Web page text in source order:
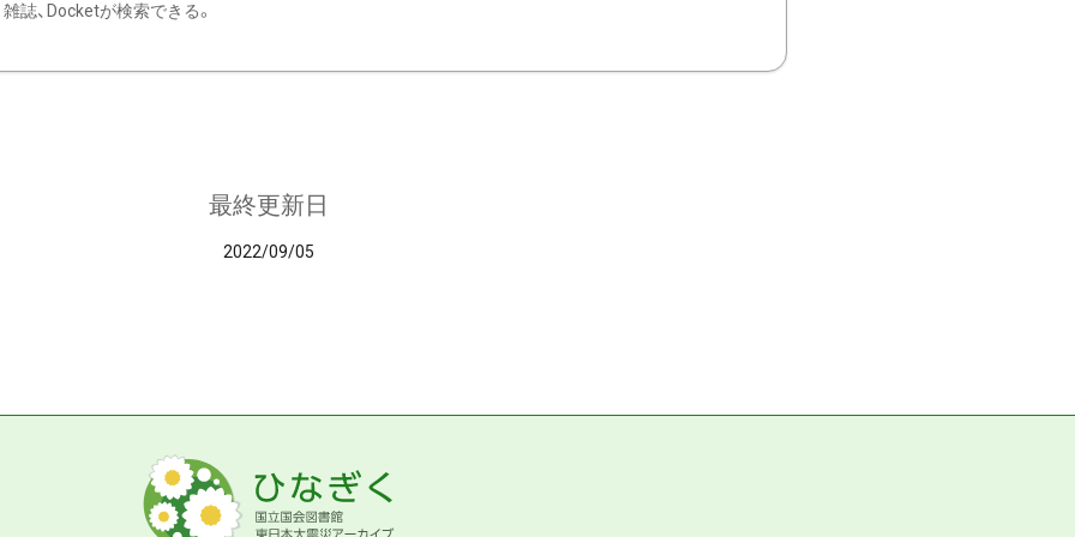
雑誌、Docketが検索できる。
最終更新日
2022/09/05